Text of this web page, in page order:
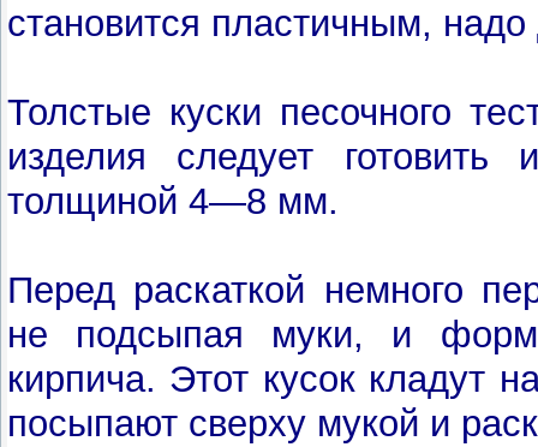
становится пластичным,
Толстые куски песочного
изделия следует
толщиной 4—8 мм.
Перед раскаткой немного
не подсыпая муки, и
кирпича. Этот кусок кладут
посыпают сверху мукой и